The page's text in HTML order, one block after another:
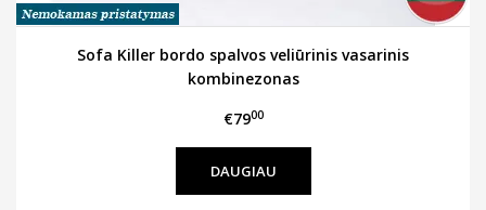
Sofa Killer bordo spalvos veliūrinis vasarinis
kombinezonas
€7900
DAUGIAU